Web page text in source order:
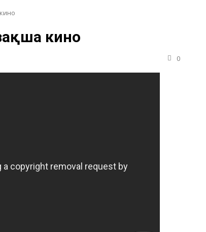
кино
0